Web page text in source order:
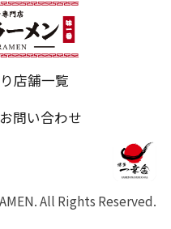
店舗一覧
お問い合わせ
All Rights Reserved.